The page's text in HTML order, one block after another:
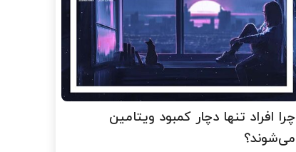
چرا افراد تنها دچار کمبود ویتامین
می‌شوند؟